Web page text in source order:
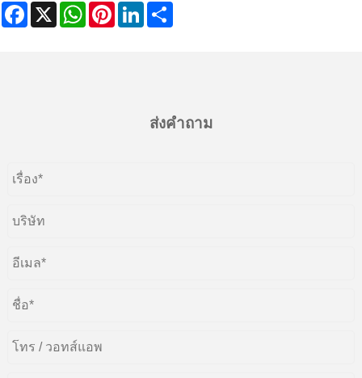
Facebook
X WhatsAppPinterestLinkedIn
ส่งคำถาม